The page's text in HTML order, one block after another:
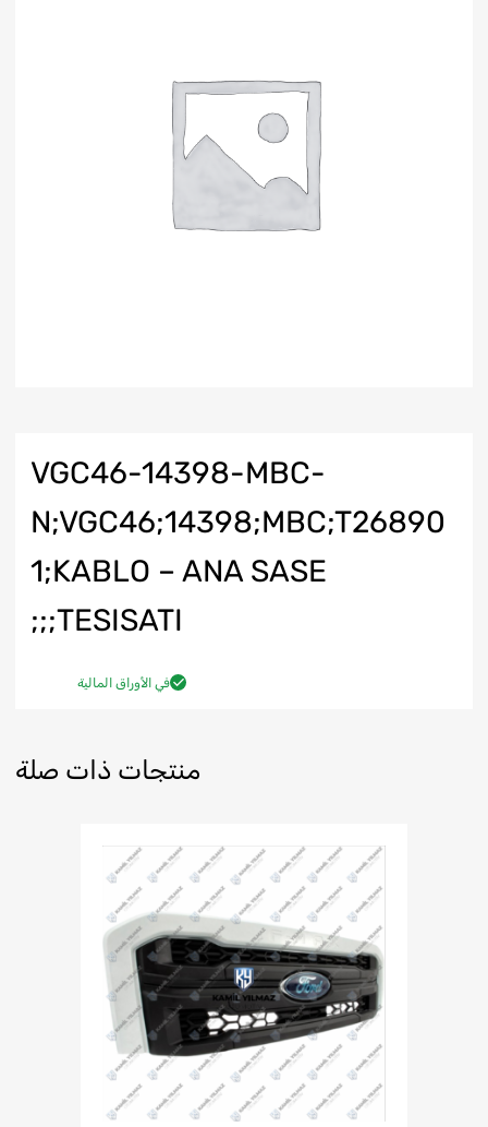
VGC46-14398-MBC-
N;VGC46;14398;MBC;T26890
1;KABLO – ANA SASE
TESISATI;;;
في الأوراق المالية
منتجات ذات صلة